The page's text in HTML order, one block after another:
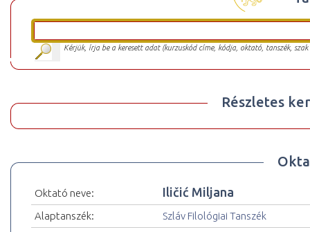
Kérjük, írja be a keresett adat (kurzuskód címe, kódja, oktató, tanszék,
Részletes
Oktató neve: Iličić Miljana
Alaptanszék:
Szláv Filológiai Tanszék